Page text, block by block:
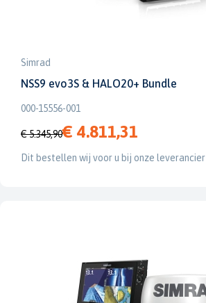
Simrad
NSS9 evo3S & HALO20+ Bundle
000-15556-001
€ 5.345,90€ 4.811,31
Dit bestellen wij voor u bij onze leverancier